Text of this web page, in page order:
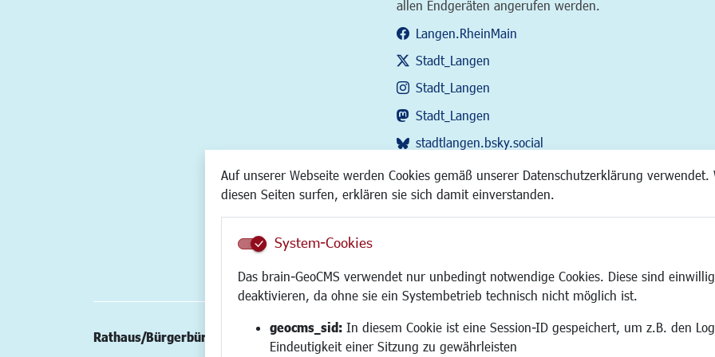
Auf unserer Webseite werden Cookies gemäß unserer Datenschutzerklärung
diesen Seiten surfen, erklären sie sich damit einverstanden.
System-Cookies
Das brain-GeoCMS verwendet nur unbedingt notwendige Cookies. Diese sind
deaktivieren, da ohne sie ein Systembetrieb technisch nicht möglich ist.
geocms_sid: In diesem Cookie ist eine Session-ID gespeichert, um z.B. den
Eindeutigkeit einer Sitzung zu gewährleisten
allen Endgeräten angerufen werden.
Langen.RheinMain
Stadt_Langen
Stadt_Langen
Stadt_Langen
stadtlangen.bsky.social
RSS-Feed
Rathaus/Bürgerbüro Wirtschaft/Stadtentwicklung Familie/Soziales Bauen/